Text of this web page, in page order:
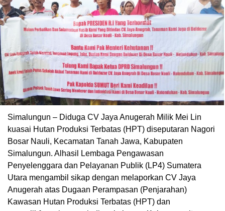
Simalungun – Diduga CV Jaya Anugerah Milik Mei Lin
kuasai Hutan Produksi Terbatas (HPT) diseputaran Nagori
Bosar Nauli, Kecamatan Tanah Jawa, Kabupaten
Simalungun. Alhasil Lembaga Pengawasan
Penyelenggara dan Pelayanan Publik (LP4) Sumatera
Utara mengambil sikap dengan melaporkan CV Jaya
Anugerah atas Dugaan Perampasan (Penjarahan)
Kawasan Hutan Produksi Terbatas (HPT) dan